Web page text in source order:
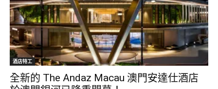
酒店特工
全新的 The Andaz Macau 澳門安達仕酒店